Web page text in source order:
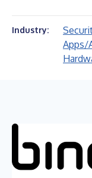
Industry:
Apps/